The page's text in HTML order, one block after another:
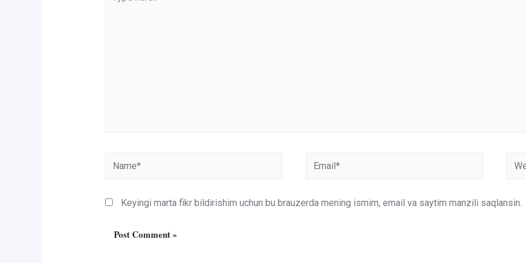
here..
Name* Email*
Keyingi marta fikr bildirishim uchun bu brauzerda mening ismim, email va saytim manzili saqlansin.